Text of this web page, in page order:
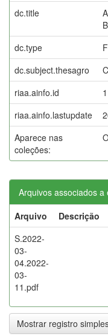
dc.title
dc.type
dc.subject.thesagro
riaa.ainfo.id
riaa.ainfo.lastupdate
Aparece nas
coleções:
Arquivos associados a
Arquivo
Descrição
S.2022-
03-
04.2022-
03-
11.pdf
Mostrar registro